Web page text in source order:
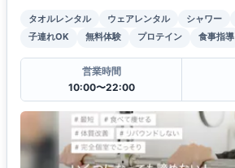
タオルレンタル ウェアレンタル シャワー
子連れOK
無料体験 プロテイン 食事指導
営業時間
10:00〜22:00